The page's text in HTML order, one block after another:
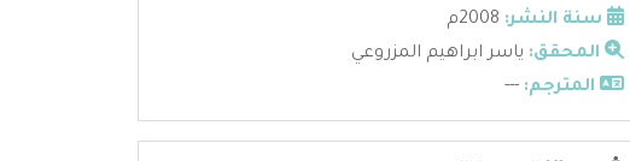
سنة النشر:
المحقق: ياسر ابراهيم المزروعي
المترجم: ---